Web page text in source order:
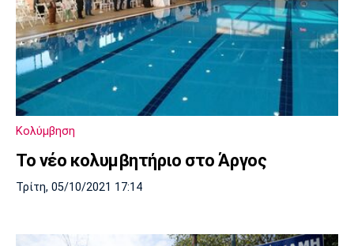
Κολύμβηση
Το νέο κολυμβητήριο στο Άργος
Τρίτη, 05/10/2021 17:14